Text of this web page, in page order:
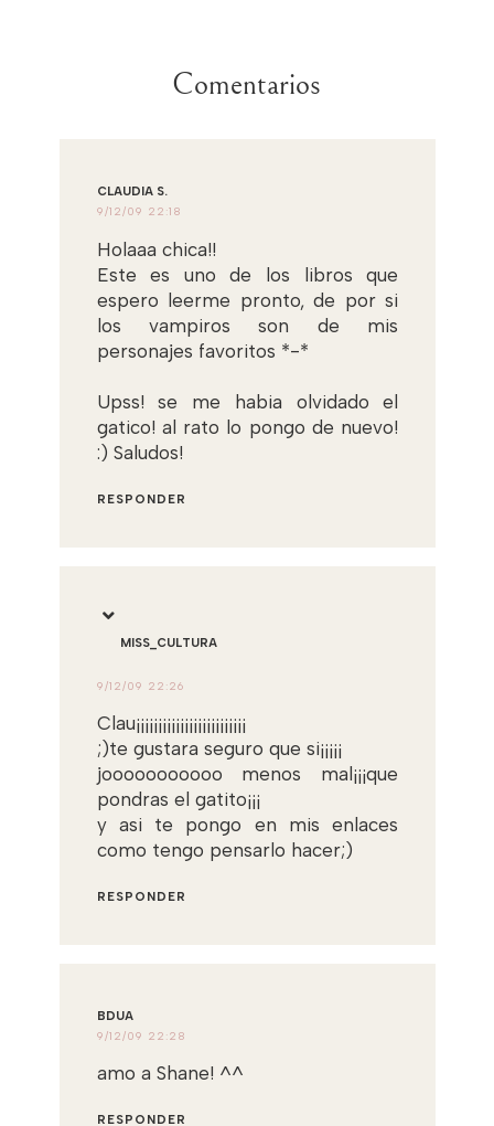
Comentarios
CLAUDIA S.
9/12/09 22:18
Holaaa chica!!
Este es uno de los libros que
espero leerme pronto, de por si
los vampiros son de mis
personajes favoritos *-*
Upss! se me habia olvidado el
gatico! al rato lo pongo de nuevo!
:) Saludos!
RESPONDER
MISS_CULTURA
9/12/09 22:26
Clau¡¡¡¡¡¡¡¡¡¡¡¡¡¡¡¡¡¡¡¡¡¡¡¡¡
;)te gustara seguro que si¡¡¡¡¡
jooooooooooo menos mal¡¡¡que
pondras el gatito¡¡¡
y asi te pongo en mis enlaces
como tengo pensarlo hacer;)
RESPONDER
BDUA
9/12/09 22:28
amo a Shane! ^^
RESPONDER